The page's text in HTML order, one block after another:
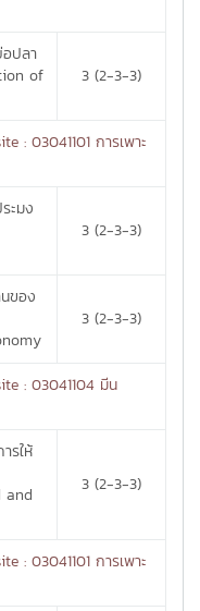
ปลา
of
3 (2-3-3)
: 03041101 การเพาะ
ะมง
3 (2-3-3)
ของ
3 (2-3-3)
: 03041104 มีน
รให้
and
3 (2-3-3)
: 03041101 การเพาะ